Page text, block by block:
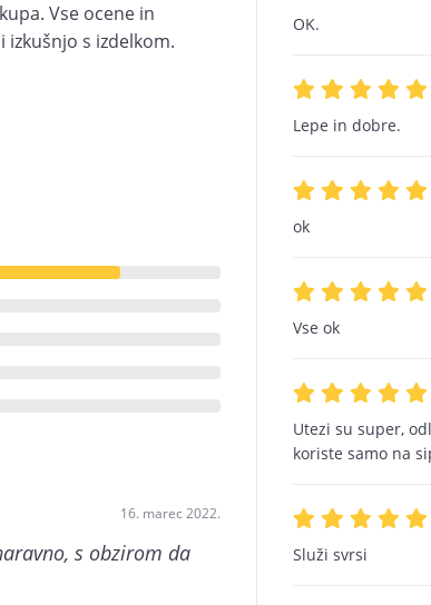
Vse ocene in
s izdelkom.
16. marec 2022.
s obzirom da
OK.
Lepe in dobre.
ok
Vse ok
Utezi su super,
koriste samo na
Služi svrsi